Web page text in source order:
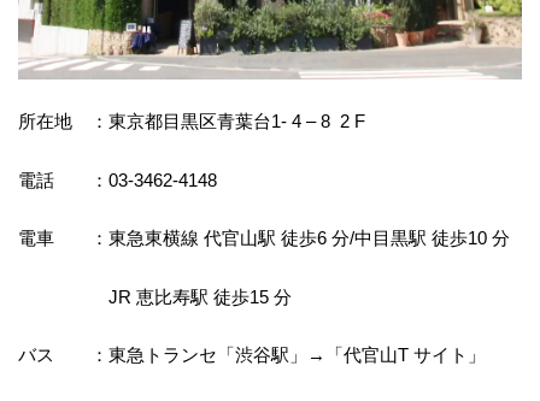
所在地 ：東京都目黒区青葉台1- 4 – 8 2 F
電話 ：03-3462-4148
電車 ：東急東横線 代官山駅 徒歩6 分/中目黒駅 徒歩10 分
JR 恵比寿駅 徒歩15 分
バス ：東急トランセ「渋谷駅」→「代官山T サイト」